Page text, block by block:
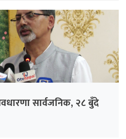
सार्वजनिक, २८ बुँदे